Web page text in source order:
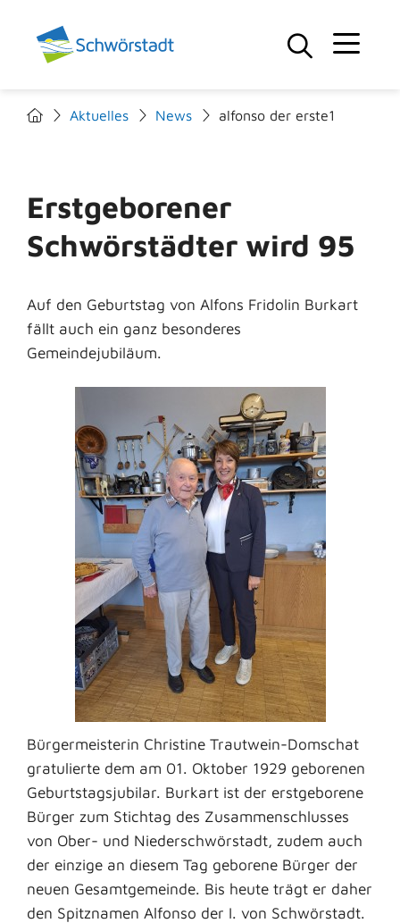
Aktuelles News alfonso der erste1
Erstgeborener
Schwörstädter wird 95
Auf den Geburtstag von Alfons Fridolin Burkart
fällt auch ein ganz besonderes
Gemeindejubiläum.
Bürgermeisterin Christine Trautwein-Domschat
gratulierte dem am 01. Oktober 1929 geborenen
Geburtstagsjubilar. Burkart ist der erstgeborene
Bürger zum Stichtag des Zusammenschlusses
von Ober- und Niederschwörstadt, zudem auch
der einzige an diesem Tag geborene Bürger der
neuen Gesamtgemeinde. Bis heute trägt er daher
den Spitznamen Alfonso der I. von Schwörstadt.